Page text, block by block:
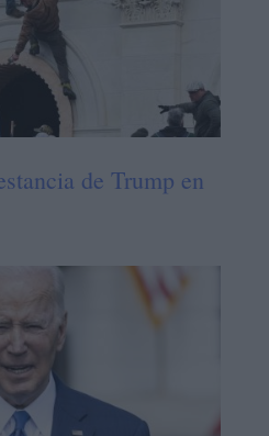
de Trump en